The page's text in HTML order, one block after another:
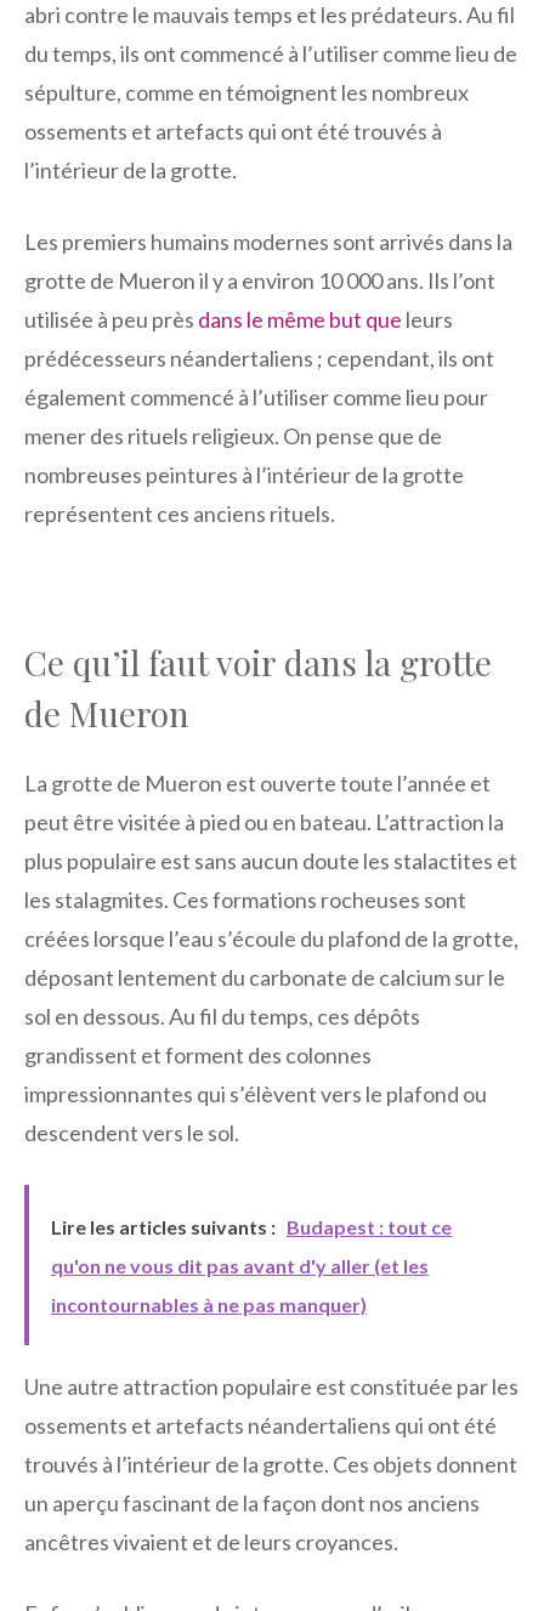
abri contre le mauvais temps et les prédateurs. Au fil
du temps, ils ont commencé à l’utiliser comme lieu de
sépulture, comme en témoignent les nombreux
ossements et artefacts qui ont été trouvés à
l’intérieur de la grotte.
Les premiers humains modernes sont arrivés dans la
grotte de Mueron il y a environ 10 000 ans. Ils l’ont
utilisée à peu près dans le même but que leurs
prédécesseurs néandertaliens ; cependant, ils ont
également commencé à l’utiliser comme lieu pour
mener des rituels religieux. On pense que de
nombreuses peintures à l’intérieur de la grotte
représentent ces anciens rituels.
Ce qu’il faut voir dans la grotte
de Mueron
La grotte de Mueron est ouverte toute l’année et
peut être visitée à pied ou en bateau. L’attraction la
plus populaire est sans aucun doute les stalactites et
les stalagmites. Ces formations rocheuses sont
créées lorsque l’eau s’écoule du plafond de la grotte,
déposant lentement du carbonate de calcium sur le
sol en dessous. Au fil du temps, ces dépôts
grandissent et forment des colonnes
impressionnantes qui s’élèvent vers le plafond ou
descendent vers le sol.
Lire les articles suivants : Budapest : tout ce
qu'on ne vous dit pas avant d'y aller (et les
incontournables à ne pas manquer)
Une autre attraction populaire est constituée par les
ossements et artefacts néandertaliens qui ont été
trouvés à l’intérieur de la grotte. Ces objets donnent
un aperçu fascinant de la façon dont nos anciens
ancêtres vivaient et de leurs croyances.